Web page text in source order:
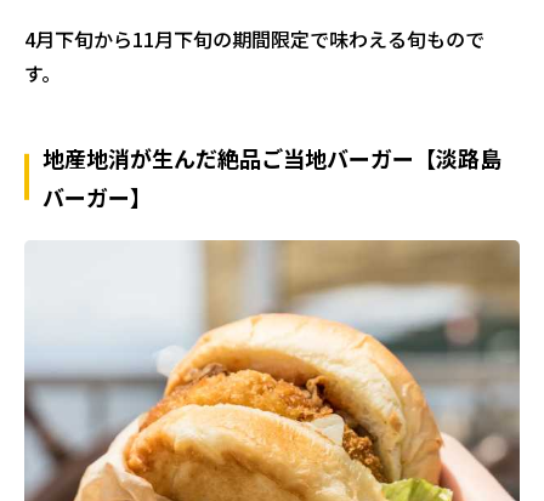
4月下旬から11月下旬の期間限定で味わえる旬もので
す。
地産地消が生んだ絶品ご当地バーガー【淡路島
バーガー】